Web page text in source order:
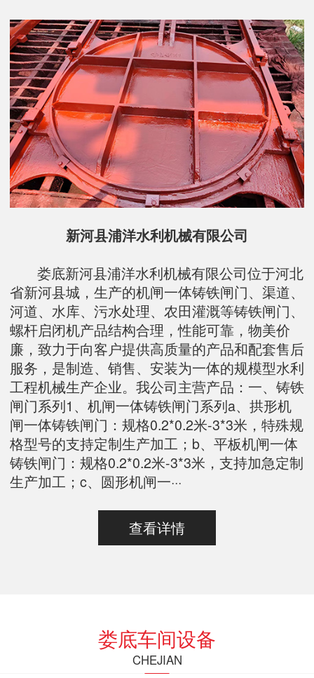
新河县浦洋水利机械有限公司
娄底新河县浦洋水利机械有限公司位于河北
省新河县城，生产的机闸一体铸铁闸门、渠道、
河道、水库、污水处理、农田灌溉等铸铁闸门、
螺杆启闭机产品结构合理，性能可靠，物美价
廉，致力于向客户提供高质量的产品和配套售后
服务，是制造、销售、安装为一体的规模型水利
工程机械生产企业。我公司主营产品：一、铸铁
闸门系列1、机闸一体铸铁闸门系列a、拱形机
闸一体铸铁闸门：规格0.2*0.2米-3*3米，特殊规
格型号的支持定制生产加工；b、平板机闸一体
铸铁闸门：规格0.2*0.2米-3*3米，支持加急定制
生产加工；c、圆形机闸一···
查看详情
娄底车间设备
CHEJIAN